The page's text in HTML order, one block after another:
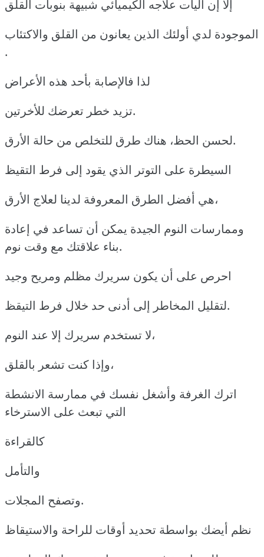
إلا إن آليات علاجه الكيميائي شبيهة بنوبات القلق
الموجودة لدي أولئك الذين يعانون من القلق والاكتئاب
.
لذا فالإصابة بأحد هذه الأعراض
تزيد خطر تعرضك للأخرتين.
لحسن الحظ، هناك طرق للتخلص من حالة الأرق.
السيطرة على التوتر الذي يقود إلى فرط التقيظ
هي أفضل الطرق المعروفة لدينا لعلاج الأرق،
وممارسات النوم الجيدة يمكن أن تساعد في إعادة
بناء علاقتك مع وقت نوم.
احرص على أن يكون سريرك مظلم ومريح وجيد
لتقليل المخاطر إلى أدنى حد خلال فرط التيقظ.
لا تستخدم سريرك إلا عند النوم،
وإذا كنت تشعر بالقلق،
اترك الغرفة وأشغل نفسك في ممارسة الانشطة
التي تبعث على الاسترخاء
كالقراءة
والتأمل
وتصفح المجلات.
نظم أيضك بواسطة تحديد أوقات للراحة والاستيقاظ